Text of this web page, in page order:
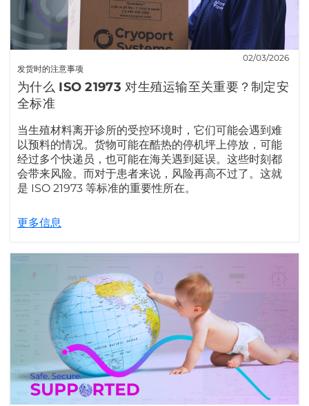
发货时的注意事项
02/03/2026
为什么 ISO 21973 对生殖运输至关重要？制定安
全标准
当生殖材料离开诊所的受控环境时，它们可能会遇到难
以预料的情况。货物可能在酷热的停机坪上停放，可能
经过多个快递员，也可能在海关遇到延误。这些时刻都
会带来风险。而对于患者来说，风险再高不过了。这就
是 ISO 21973 等标准的重要性所在。
更多信息